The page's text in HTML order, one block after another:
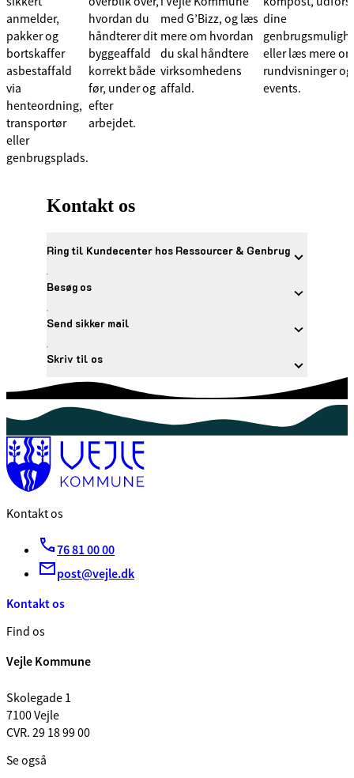
anmelder,
pakker og
bortskaffer
asbestaffald
via
henteordning,
transportør
eller
genbrugsplads.
hvordan du
håndterer dit
byggeaffald
korrekt både
før, under og
efter
arbejdet.
med G’Bizz, og læs
mere om hvordan
du skal håndtere
virksomhedens
affald.
dine
eller læs mere
rundvisninger og
events.
Kontakt os
Ring til Kundecenter hos Ressourcer & Genbrug
Besøg os
Send sikker mail
Skriv til os
Kontakt os
76 81 00 00
post@vejle.dk
Kontakt os
Find os
Vejle Kommune
Skolegade 1
7100 Vejle
CVR. 29 18 99 00
Se også